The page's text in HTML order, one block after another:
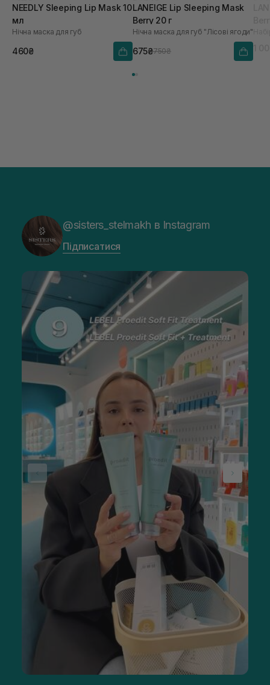
NEEDLY Sleeping Lip Mask 10
мл
Нічна маска для губ
460₴
LANEIGE Lip Sleeping Mask
Berry 20 г
Нічна маска для губ "Лісові ягоди"
675₴750₴
@sisters_stelmakh в Instagram
Підписатися